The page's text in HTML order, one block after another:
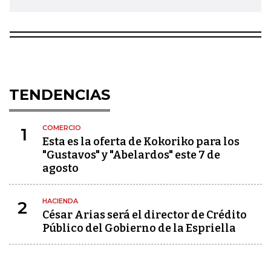
TENDENCIAS
1 COMERCIO
Esta es la oferta de Kokoriko para los
"Gustavos" y "Abelardos" este 7 de
agosto
2 HACIENDA
César Arias será el director de Crédito
Público del Gobierno de la Espriella